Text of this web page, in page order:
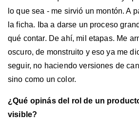
lo que sea - me sirvió un montón. A
la ficha. Iba a darse un proceso
qué contar. De ahí, mil etapas. Me
oscuro, de monstruito y eso ya me
seguir, no haciendo versiones de
sino como un color.
¿Qué opinás del rol de un
visible?